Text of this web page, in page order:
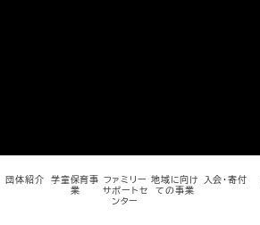
団体紹介 学童保育事
業
ファミリー
サポートセ
ンター
地域に向け
ての事業
入会・寄付